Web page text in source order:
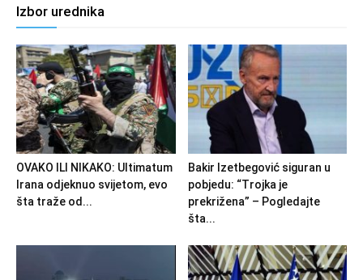
Izbor urednika
OVAKO ILI NIKAKO: Ultimatum
Irana odjeknuo svijetom, evo
šta traže od...
Bakir Izetbegović siguran u
pobjedu: “Trojka je
prekrižena” – Pogledajte
šta...